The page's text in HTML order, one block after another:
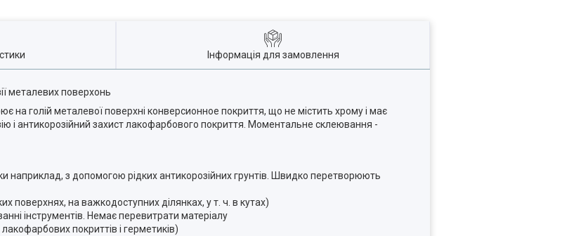
Інформація для замовлення
металевих поверхонь
на голій металевої поверхні конверсионное покриття, що не містить хрому і має
і антикорозійний захист лакофарбового покриття. Моментальне склеювання -
наприклад, з допомогою рідких антикорозійних грунтів. Швидко перетворюють
поверхнях, на важкодоступних ділянках, у т. ч. в кутах)
інструментів. Немає перевитрати матеріалу
покриттів і герметиків)